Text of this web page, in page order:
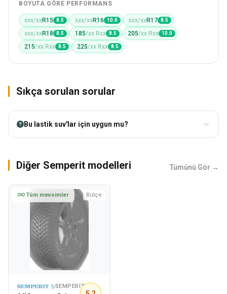
BOYUTA GÖRE PERFORMANS
xxx/xxR15 8.5 xxx/xxR16 10.0 xxx/xxR17 8.5
xxx/xxR18 8.5 185/xx Rxx 8.5 205/xx Rxx 10.0
215/xx Rxx 8.5 225/xx Rxx 8.5
Sıkça sorulan sorular
Bu lastik suv'lar için uygun mu?
Diğer Semperit modelleri Tümünü Gör →
Tüm mevsimler Bütçe
SEMPERIT